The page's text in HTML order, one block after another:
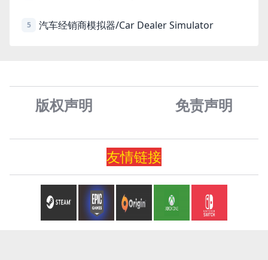
5 汽车经销商模拟器/Car Dealer Simulator
版权声明 免责声明
友情链接